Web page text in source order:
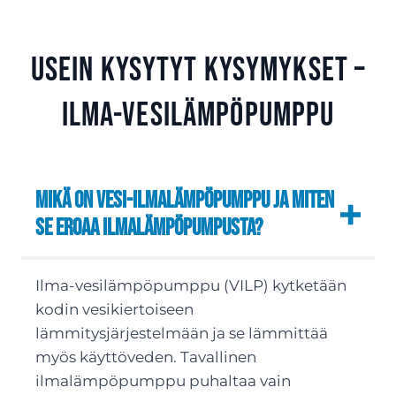
Usein kysytyt kysymykset –
Ilma-vesilämpöpumppu
Mikä on vesi-ilmalämpöpumppu ja miten
se eroaa ilmalämpöpumpusta?
Ilma-vesilämpöpumppu (VILP) kytketään
kodin vesikiertoiseen
lämmitysjärjestelmään ja se lämmittää
myös käyttöveden. Tavallinen
ilmalämpöpumppu puhaltaa vain